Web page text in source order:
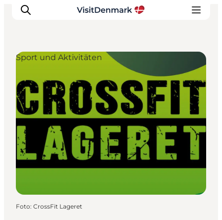
Inspiration
Regionen
Erlebnisse
Unterkünfte
Reiseplanung
Sport und Aktivitäten
Foto: CrossFit Lageret